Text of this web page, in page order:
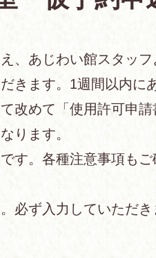
とは
について
室
、あじわい館スタッ
きます。1週間以内に
改めて「使用許可申
ります。
です。各種注意事項も
必ず入力していただ